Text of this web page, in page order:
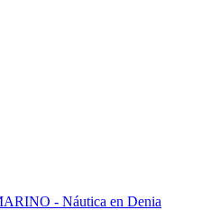
- Náutica en Denia